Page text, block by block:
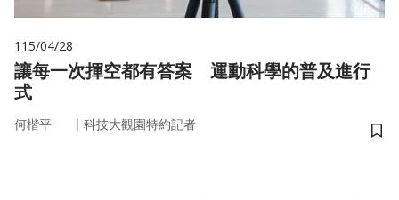
115/04/28
讓每一次揮空都有答案 運動科學的普及進行
式
何楷平 ｜ 科技大觀園特約記者
儲